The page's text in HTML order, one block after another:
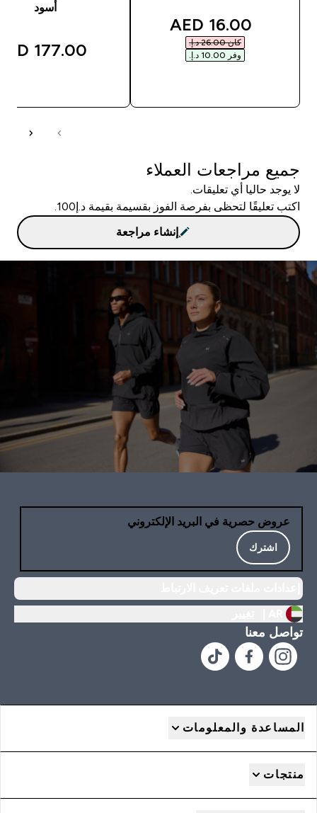
discounted price
16.00 AED‎
كان ‏26.00 د.إ.‏‎
وفر ‏10.00 د.إ.‏‎
أسود
177.00 AED‎
جميع مراجعات العملاء
لا يوجد حاليا أي تعليقات.
اكتب تعليقًا لتحظى بفرصة الفوز بقسيمة بقيمة د.إ100.
إنشاء مراجعة
عروض حصرية في البريد الإلكتروني
اشترك
تواصل معنا
المساعدة والمعلومات
منتجات